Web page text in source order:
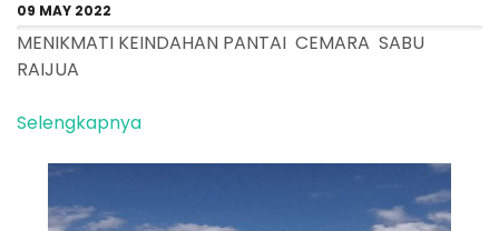
09 MAY 2022
MENIKMATI KEINDAHAN PANTAI CEMARA SABU
RAIJUA
Selengkapnya